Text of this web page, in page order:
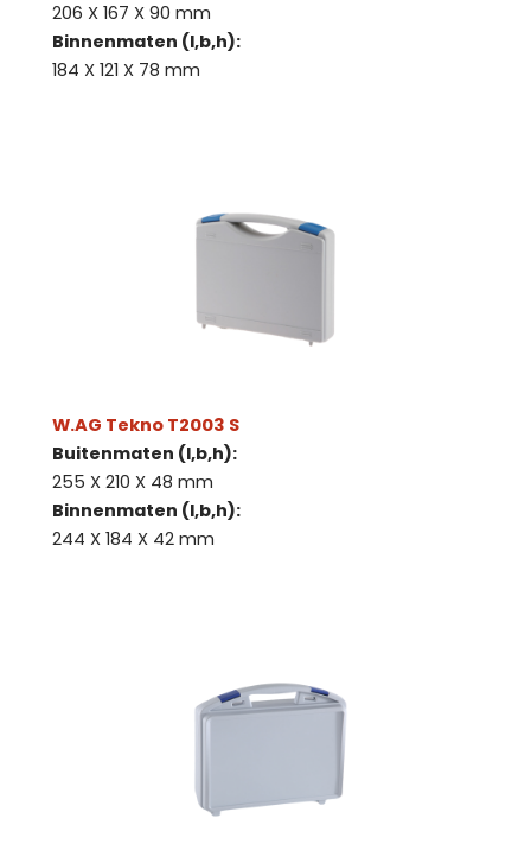
206 X 167 X 90 mm
Binnenmaten (l,b,h):
184 X 121 X 78 mm
W.AG Tekno T2003 S
Buitenmaten (l,b,h):
255 X 210 X 48 mm
Binnenmaten (l,b,h):
244 X 184 X 42 mm